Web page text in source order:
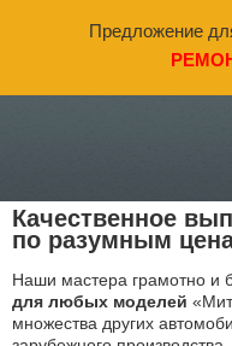
Предложение
Качественное
по разумным
Наши мастера грамотно и
для любых моделей
множества других